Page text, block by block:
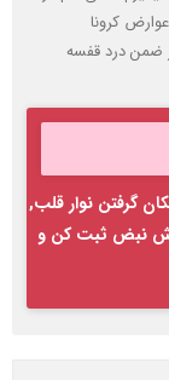
کرونا
ضمن درد قفسه
گرفتن نوار قلب,
نبض ثبت کن و